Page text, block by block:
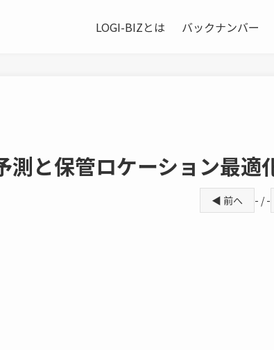
LOGI-BIZとは バックナンバー
と保管ロケーション最適
◀ 前へ - / -